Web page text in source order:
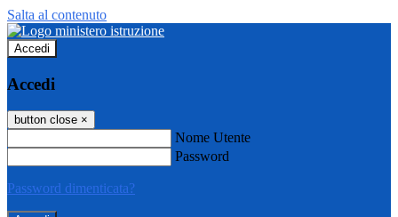
Salta al contenuto
Accedi
Accedi
button close ×
Nome Utente
Password
Password dimenticata?